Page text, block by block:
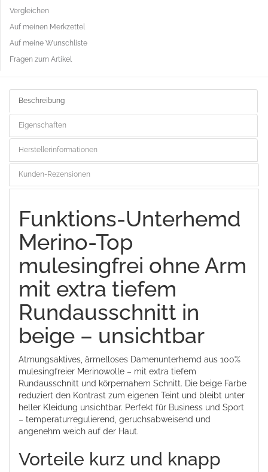
Vergleichen
Auf meinen Merkzettel
Auf meine Wunschliste
Fragen zum Artikel
Beschreibung
Eigenschaften
Herstellerinformationen
Kunden-Rezensionen
Funktions-Unterhemd
Merino-Top
mulesingfrei ohne Arm
mit extra tiefem
Rundausschnitt in
beige – unsichtbar
Atmungsaktives, ärmelloses Damenunterhemd aus 100%
mulesingfreier Merinowolle – mit extra tiefem
Rundausschnitt und körpernahem Schnitt. Die beige Farbe
reduziert den Kontrast zum eigenen Teint und bleibt unter
heller Kleidung unsichtbar. Perfekt für Business und Sport
– temperaturregulierend, geruchsabweisend und
angenehm weich auf der Haut.
Vorteile kurz und knapp